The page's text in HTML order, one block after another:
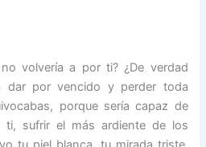
volvería a por ti? ¿De verdad
dar por vencido y perder toda
porque sería capaz de
ti, sufrir el más ardiente de los